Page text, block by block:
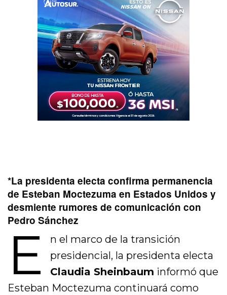
*La presidenta electa confirma permanencia
de Esteban Moctezuma en Estados Unidos y
desmiente rumores de comunicación con
Pedro Sánchez
E
n el marco de la transición
presidencial, la presidenta electa
Claudia Sheinbaum informó que
Esteban Moctezuma continuará como